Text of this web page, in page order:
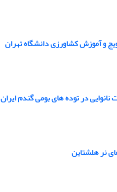
و آموزش کشاورزی دانشگاه تهران
نانوایی در توده های بومی گندم ایران
نر هلشتاین